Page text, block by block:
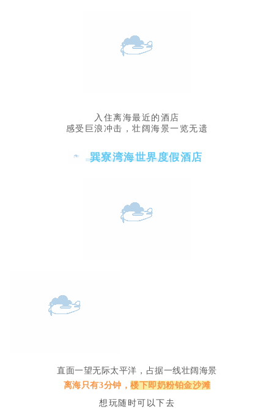
入住离海最近的酒店
感受巨浪冲击，壮阔海景一览无遗
巽寮湾海世界度假酒店
直面一望无际太平洋，占据一线壮阔海景
离海只有3分钟，楼下即奶粉铂金沙滩
想玩随时可以下去